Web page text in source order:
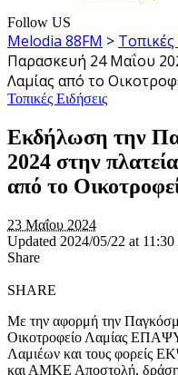
Follow US
Melodia 88FM > Τοπικές
Παρασκευή 24 Μαΐου
Λαμίας από το
Τοπικές Ειδήσεις
Εκδήλωση την
2024 στην
από το
23 Μαΐου 2024
Updated 2024/05/22 at
Share
SHARE
Με την αφορμή την
Οικοτροφείο Λαμίας
Λαμιέων και τους φορείς
και ΑΜΚΕ Αποστολή, δράση